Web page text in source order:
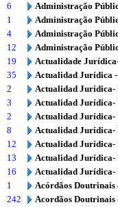
6
Administração
1
Administração
4
Administração
12
Administração
19
Actualidade
35
Actualidad Jurídica
2
Actualidad Jurídica-
3
Actualidad Jurídica-
2
Actualidad Jurídica-
8
Actualidad Jurídica-
12
Actualidad Jurídica-
13
Actualidad Jurídica-
16
Actualidad Jurídica-
1
Acórdãos
242
Acordãos